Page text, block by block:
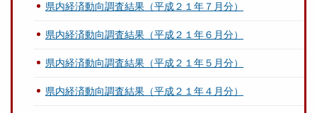
県内経済動向調査結果（平成２１年７月分）
県内経済動向調査結果（平成２１年６月分）
県内経済動向調査結果（平成２１年５月分）
県内経済動向調査結果（平成２１年４月分）